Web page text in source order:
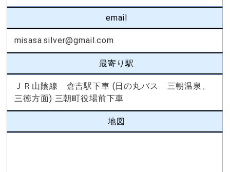
email
misasa.silver@gmail.com
最寄り駅
ＪＲ山陰線 倉吉駅下車 (日の丸バス 三朝温泉、
三徳方面) 三朝町役場前下車
地図